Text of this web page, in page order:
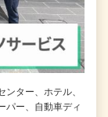
ター、ホテル、
パー、自動車ディ